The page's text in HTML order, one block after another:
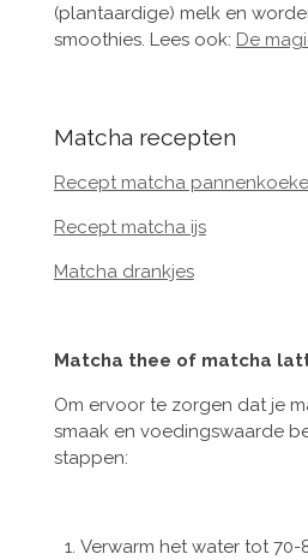
(plantaardige) melk en
smoothies. Lees ook: De
Matcha recepten
Recept matcha
Recept matcha ijs
Matcha drankjes
Matcha thee of matcha
Om ervoor te zorgen dat je
smaak en voedingswaarde
stappen:
Verwarm het water tot 70-